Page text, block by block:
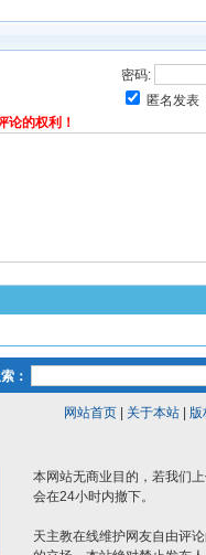
密码:
匿名发表
论的权利！
：
网站首页| 关于本站| 版
本网站无商业目的，若我们
会在24小时内撤下。
天主教在线维护网友自由评